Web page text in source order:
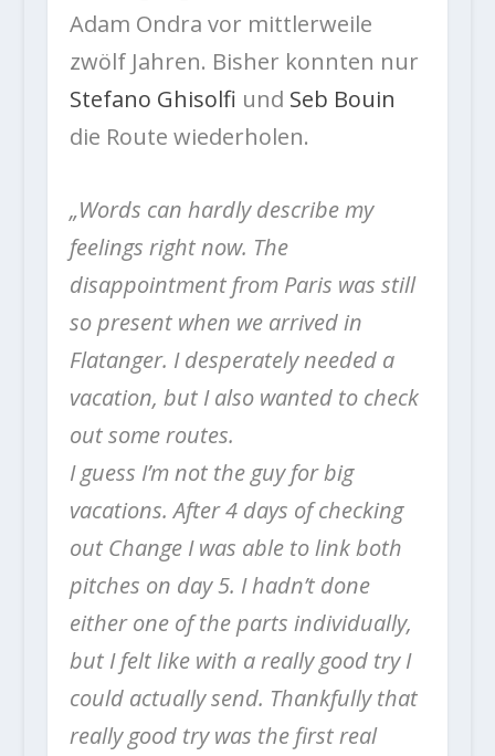
Adam Ondra vor mittlerweile
zwölf Jahren. Bisher konnten nur
Stefano Ghisolfi und Seb Bouin
die Route wiederholen.
„Words can hardly describe my
feelings right now. The
disappointment from Paris was still
so present when we arrived in
Flatanger. I desperately needed a
vacation, but I also wanted to check
out some routes.
I guess I’m not the guy for big
vacations. After 4 days of checking
out Change I was able to link both
pitches on day 5. I hadn’t done
either one of the parts individually,
but I felt like with a really good try I
could actually send. Thankfully that
really good try was the first real